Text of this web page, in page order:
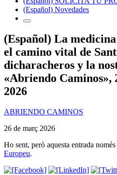
(Español) Novedades
(Español) La
el camino vital de
dicharacheros y la
«Abriendo Caminos»,
2026
ABRIENDO CAMINOS
26 de març 2026
Ho sent, però aquesta entrada
Europeu.